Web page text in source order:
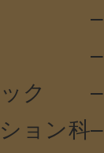
ク
ョン科